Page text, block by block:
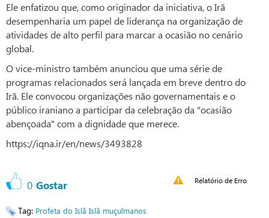
Ele enfatizou que, como originador da iniciativa, o Irã
desempenharia um papel de liderança na organização de
atividades de alto perfil para marcar a ocasião no cenário
global.
O vice-ministro também anunciou que uma série de
programas relacionados será lançada em breve dentro do
Irã. Ele convocou organizações não governamentais e o
público iraniano a participar da celebração da "ocasião
abençoada" com a dignidade que merece.
https://iqna.ir/en/news/3493828
0 Gostar Relatório de Erro
Tag: Profeta do Islã Islã muçulmanos